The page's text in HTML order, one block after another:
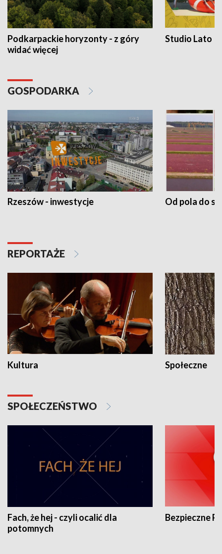
Podkarpackie horyzonty - z góry
widać więcej
Studio Lato
GOSPODARKA
Rzeszów - inwestycje Od pola do
REPORTAŻE
Kultura Społeczne
SPOŁECZEŃSTWO
Fach, że hej - czyli ocalić dla
potomnych
Bezpieczne